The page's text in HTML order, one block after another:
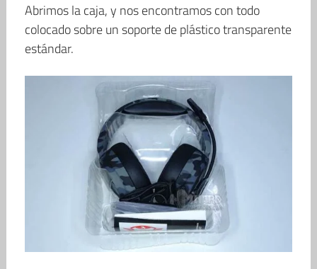
Abrimos la caja, y nos encontramos con todo
colocado sobre un soporte de plástico transparente
estándar.